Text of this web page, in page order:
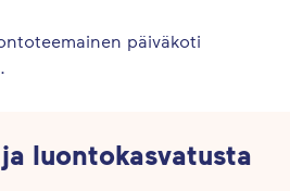
päiväkoti
luontokasvatusta